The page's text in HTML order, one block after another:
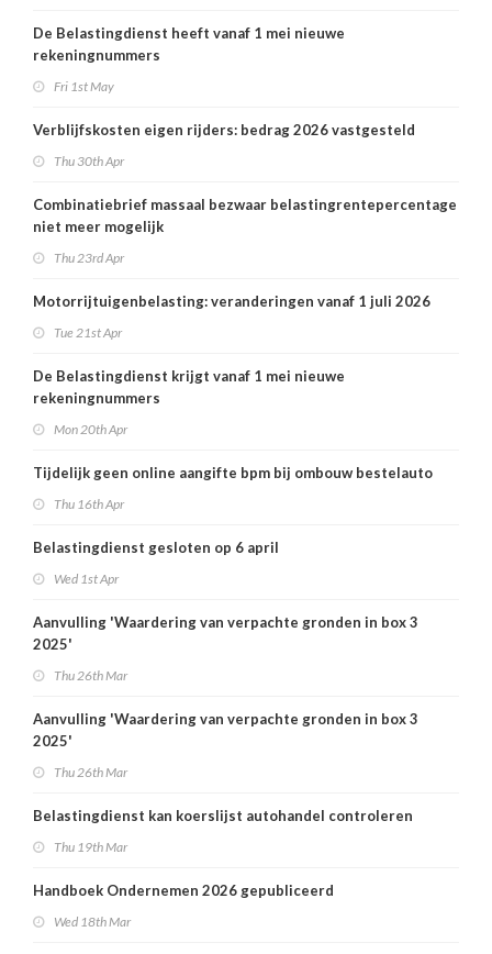
De Belastingdienst heeft vanaf 1 mei nieuwe
rekeningnummers
Fri 1st May
Verblijfskosten eigen rijders: bedrag 2026 vastgesteld
Thu 30th Apr
Combinatiebrief massaal bezwaar belastingrentepercentage
niet meer mogelijk
Thu 23rd Apr
Motorrijtuigenbelasting: veranderingen vanaf 1 juli 2026
Tue 21st Apr
De Belastingdienst krijgt vanaf 1 mei nieuwe
rekeningnummers
Mon 20th Apr
Tijdelijk geen online aangifte bpm bij ombouw bestelauto
Thu 16th Apr
Belastingdienst gesloten op 6 april
Wed 1st Apr
Aanvulling 'Waardering van verpachte gronden in box 3
2025'
Thu 26th Mar
Aanvulling 'Waardering van verpachte gronden in box 3
2025'
Thu 26th Mar
Belastingdienst kan koerslijst autohandel controleren
Thu 19th Mar
Handboek Ondernemen 2026 gepubliceerd
Wed 18th Mar